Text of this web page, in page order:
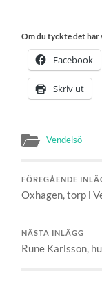
Om du tyckte det här
Facebook
Skriv ut
Vendelsö
FÖREGÅENDE
Oxhagen, torp i
NÄSTA INLÄGG
Rune Karlsson,